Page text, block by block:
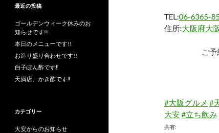
TEL:06-6365-
住所:大阪府大
ご
#大阪グルメ #
大安#立ち飲み
共有:
最近の投稿
ゴールデンウィーク休みのお
知らせです!!
本日のメニューです!!
お造り盛り合わせです!!
白子ぽん酢です‼︎
天満店、かき酢です‼︎
カテゴリー
大安からのお知らせ